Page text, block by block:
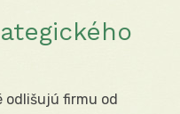
odlišujú firmu od